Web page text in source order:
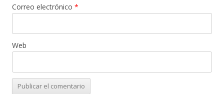
Correo electrónico *
Web